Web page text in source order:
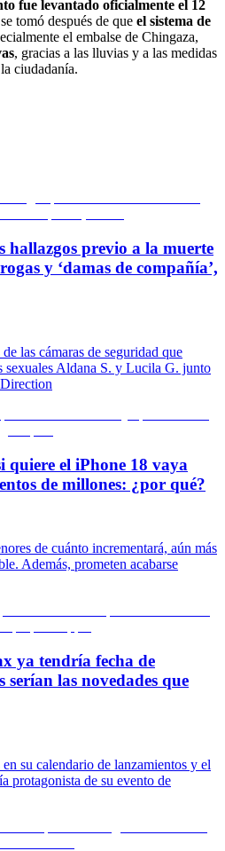
fue levantado oficialmente el 12
tomó después de que el sistema de
el embalse de Chingaza,
, gracias a las lluvias y a las medidas
ciudadanía.
hallazgos previo a la muerte
y ‘damas de compañía’,
las cámaras de seguridad que
sexuales Aldana S. y Lucila G. junto
quiere el iPhone 18 vaya
de millones: ¿por qué?
de cuánto incrementará, aún más
Además, prometen acabarse
ya tendría fecha de
serían las novedades que
su calendario de lanzamientos y el
protagonista de su evento de